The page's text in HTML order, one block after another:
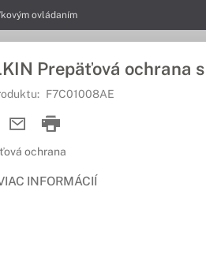
ovládaním
Prepäťová ochrana
F7C01008AE
ochrana
INFORMÁCIÍ